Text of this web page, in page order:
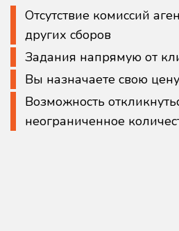
Отсутствие комиссий
других сборов
Задания напрямую от
Вы назначаете свою цену
Возможность
неограниченное